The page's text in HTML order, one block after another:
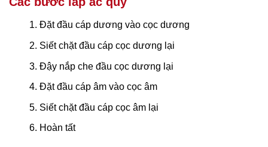
Đặt đầu cáp dương vào cọc dương
Siết chặt đầu cáp cọc dương lại
Đậy nắp che đầu cọc dương lại
Đặt đầu cáp âm vào cọc âm
Siết chặt đầu cáp cọc âm lại
Hoàn tất